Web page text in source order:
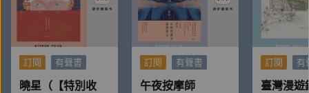
文章散見於《上下游副刊》、《生態臺灣》、《地味手
帖》、《藝術認證》等。臉書專頁「斑光工作室」。
====
訂閱 有聲書
曉星（【特別收
訂閱 有聲書
午夜按摩師
訂閱 有
臺灣漫遊